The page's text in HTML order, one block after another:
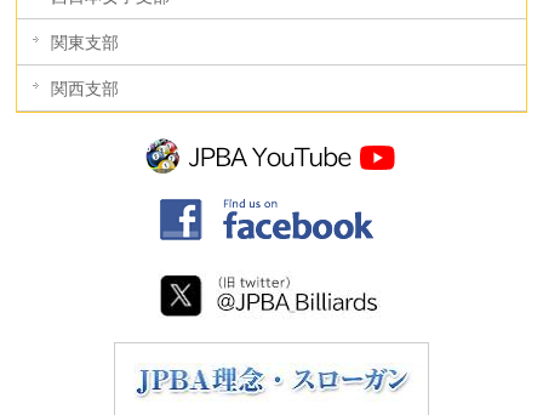
関東支部
関西支部